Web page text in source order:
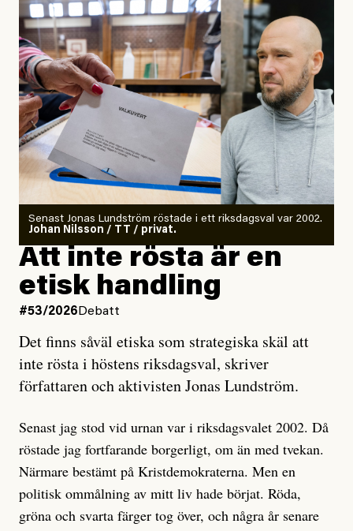
utpekas som israelisk infiltratör”. Enligt ingressen
handlar artikeln om en person vars ”bakgrund skapar
splittring och oro i rörelsen”. Problemet är att artikeln
skapar betydligt mer oro i palestinarörelsen – och den
oberoende vänstern – än den porträtterade personen
eller dess bakgrund.
Det finns en väldigt enkel regel inom alla politiska
rörelser när det gäller misstänkta infiltratörer:
Antingen har en bevis på att de är infiltratörer, och då
ska en gå ut med det så fort det bara går för att skydda
rörelsen. Eller så har en inga bevis, bara misstankar,
och då ska en efterforska diskret, just för att inte skapa
oro inom rörelsen.
Artikeln undersöker inte, som ETC påstår, ”vad som
är sant, vad som är rykten”, utan den bidrar bara till
ännu mer ryktesspridning. Det finns inte ett enda bevis
misstänkta personen är en infiltratör. Det som läsaren
får veta är att personen har ändrat sina politiska åsikter
under åren, att den har raderat tidigare innehåll på sina
sociala medier, att artikelns författare inte förstår sig
på personens ekonomi och att det tydligen finns
Senast Jonas Lundström röstade i ett riksdagsval var 2002.
Johan Nilsson / TT / privat.
Att inte rösta är en
etisk handling
#53/2026 Debatt
Det finns såväl etiska som strategiska skäl att
inte rösta i höstens riksdagsval, skriver
författaren och aktivisten Jonas Lundström.
Senast jag stod vid urnan var i riksdagsvalet 2002. Då
röstade jag fortfarande borgerligt, om än med tvekan.
Närmare bestämt på Kristdemokraterna. Men en
politisk ommålning av mitt liv hade börjat. Röda,
gröna och svarta färger tog över, och några år senare